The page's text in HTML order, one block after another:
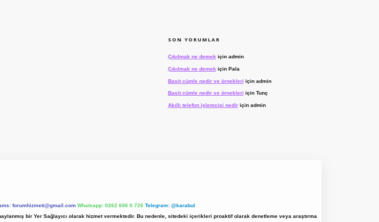
SON YORUMLAR
Çıkılmak ne demekiçin admin
Çıkılmak ne demek için Pala
Basit cümle nedir ve örnekleri için admin
Basit cümle nedir ve örnekleri için Tunç
Akıllı telefon işlemcisi nediriçin admin
forumhizmeti@gmail.com Whatsapp: 0262 606 0 726 Telegram: @karabul
bir Yer Sağlayıcı olarak hizmet vermektedir. Bu nedenle, sitedeki içerikleri proaktif olarak denetleme veya araştırma